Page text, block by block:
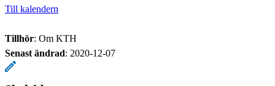
Till kalendern
Tillhör: Om KTH
Senast ändrad: 2020-12-07